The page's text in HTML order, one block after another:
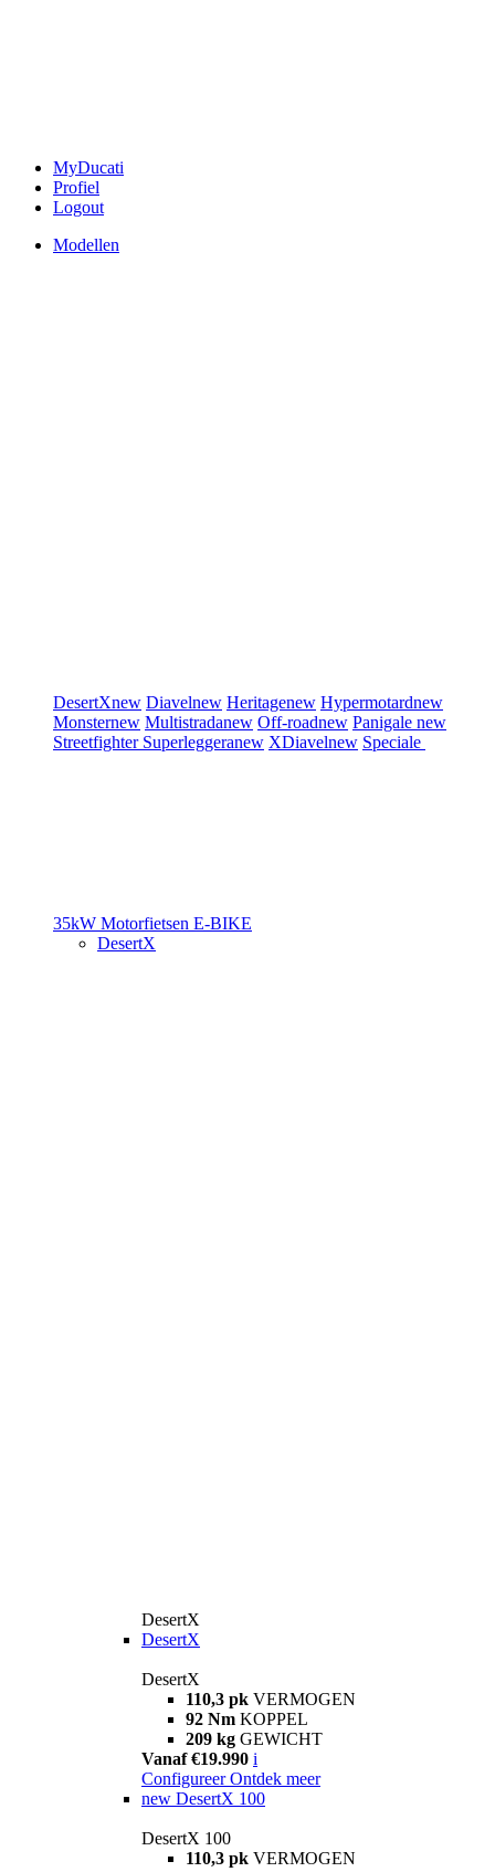
MyDucati
Profiel
Logout
Modellen
DesertXnew Diavelnew Heritagenew Hypermotardnew
Monsternew Multistradanew Off-roadnew Panigale new
Streetfighter Superleggeranew XDiavelnew Speciale
35kW Motorfietsen E-BIKE
DesertX
DesertX
DesertX
DesertX
110,3 pk VERMOGEN
92 Nm KOPPEL
209 kg GEWICHT
Vanaf €19.990 i
Configureer Ontdek meer
new DesertX 100
DesertX 100
110,3 pk VERMOGEN